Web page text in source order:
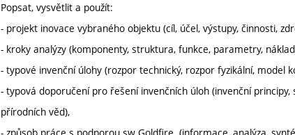
Popsat, vysvětlit a použít:
- projekt inovace vybraného objektu (cíl, účel, výstupy, činnosti,
- kroky analýzy (komponenty, struktura, funkce, parametry,
- typové invenční úlohy (rozpor technický, rozpor fyzikální, model
- typová doporučení pro řešení invenčních úloh (invenční
přírodních věd),